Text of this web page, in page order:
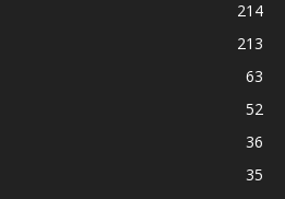
214
213
63
52
36
35